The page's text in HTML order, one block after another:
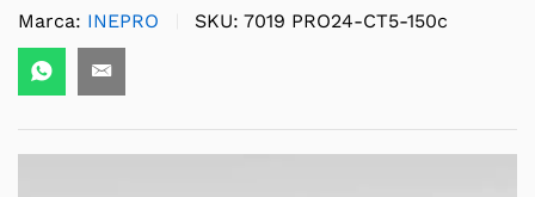
Marca: INEPRO SKU: 7019 PRO24-CT5-150c